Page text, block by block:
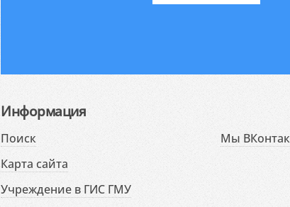
Информация
Поиск
Карта сайта
Учреждение в ГИС ГМУ
Мы